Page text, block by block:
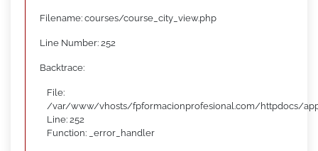
Filename: courses/course_city_view.php
Line Number: 252
Backtrace:
File:
/var/www/vhosts/fpformacionprofesional.com/httpdocs/
Line: 252
Function: _error_handler